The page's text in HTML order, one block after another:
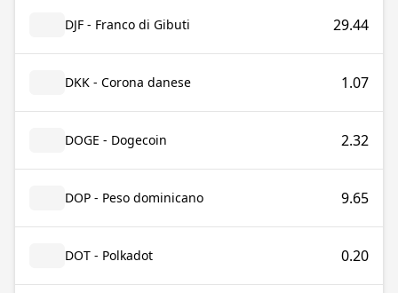
DJF - Franco di Gibuti 29.44
DKK - Corona danese 1.07
DOGE - Dogecoin 2.32
DOP - Peso dominicano 9.65
DOT - Polkadot 0.20